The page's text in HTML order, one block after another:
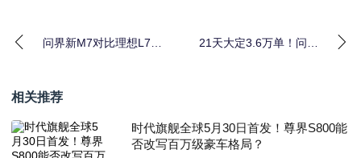
问界新M7对比理想L7，
21天大定3.6万单！问界
相关推荐
时代旗舰全球5月30日首发！尊界S800能
否改写百万级豪车格局？